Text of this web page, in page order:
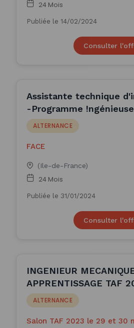
24 Mois
Publiée le 14/02/2024
Consulter
Assistante technique
-Programme
ALTERNANCE
FACE
(Ile-de-France)
24 Mois
Publiée le 31/01/2024
Consulter
INGENIEUR
APPRENTISSAGE TAF
(H/F)
ALTERNANCE
Salon TAF 2023 le 29 et 30